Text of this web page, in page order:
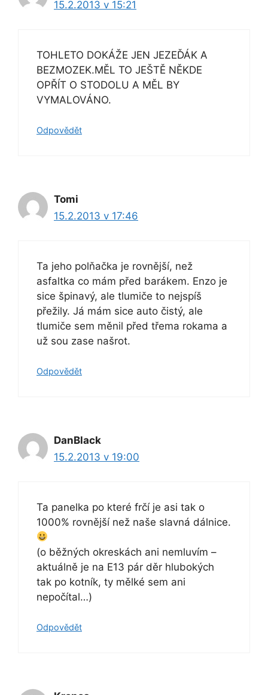
15.2.2013 v 15:21
TOHLETO DOKÁŽE JEN JEZEĎÁK A
BEZMOZEK.MĚL TO JEŠTĚ NĚKDE
OPŘÍT O STODOLU A MĚL BY
VYMALOVÁNO.
Odpovědět
Tomi
15.2.2013 v 17:46
Ta jeho polňačka je rovnější, než
asfaltka co mám před barákem. Enzo je
sice špinavý, ale tlumiče to nejspíš
přežily. Já mám sice auto čistý, ale
tlumiče sem měnil před třema rokama a
už sou zase našrot.
Odpovědět
DanBlack
15.2.2013 v 19:00
Ta panelka po které frčí je asi tak o
1000% rovnější než naše slavná dálnice.
(o běžných okreskách ani nemluvím –
aktuálně je na E13 pár děr hlubokých
tak po kotník, ty mělké sem ani
nepočítal…)
Odpovědět